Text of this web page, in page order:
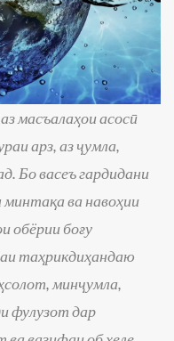
масъалаҳои асосӣ
арз, аз ҷумла,
Бо васеъ гардидани
ва навоҳии
обёрии боғу
таҳрикдиҳандаю
минҷумла,
фулузот дар